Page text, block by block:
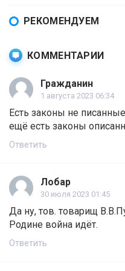
РЕКОМЕНДУЕМ
КОММЕНТАРИИ
Гражданин
1 августа 2023 06:34
Есть законы не
ещё есть законы
Ответить
Лобар
30 июля 2023 01:45
Да ну, тов. товарищ
Родине война идёт.
Ответить